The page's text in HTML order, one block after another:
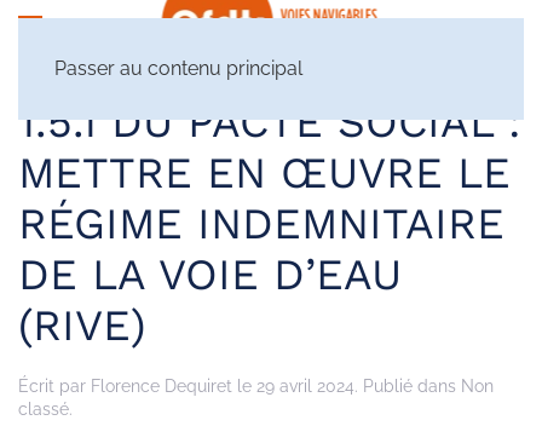
Passer au contenu principal
1.5.1 DU PACTE SOCIAL :
METTRE EN ŒUVRE LE
RÉGIME INDEMNITAIRE
DE LA VOIE D’EAU
(RIVE)
Écrit par Florence Dequiret le 29 avril 2024. Publié dans Non
classé.